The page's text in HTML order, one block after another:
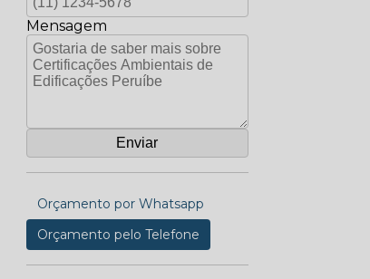
Mensagem
Orçamento por Whatsapp
Orçamento pelo Telefone